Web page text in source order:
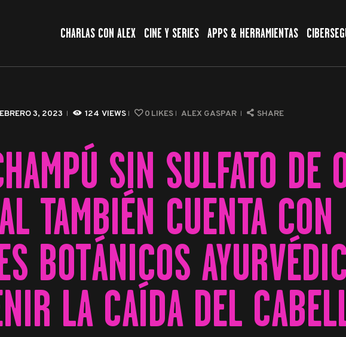
CHARLAS CON ALEX CINE Y SERIES APPS & HERRAMIENTAS
3, 2023 124 VIEWS 0 LIKES ALEX GASPAR SHARE
SIN SULFATO DE
TAMBIÉN CUENTA CON
BOTÁNICOS
LA CAÍDA DEL
Y SERIES
& HERRAMIENTAS